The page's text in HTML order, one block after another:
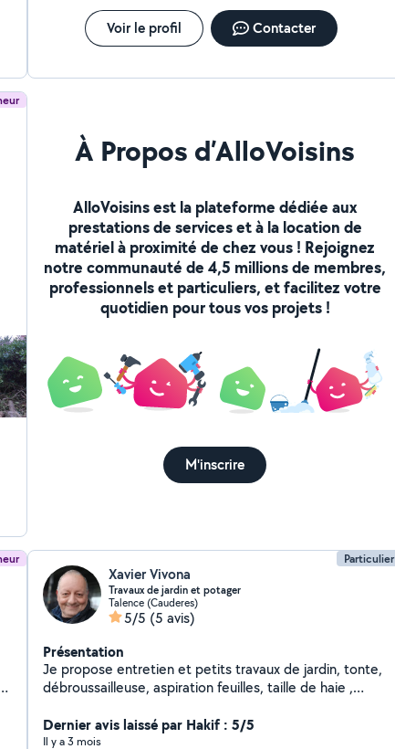
Voir le profil Contacter
À Propos d’AlloVoisins
AlloVoisins est la plateforme dédiée aux
prestations de services et à la location de
matériel à proximité de chez vous ! Rejoignez
notre communauté de 4,5 millions de membres,
professionnels et particuliers, et facilitez votre
quotidien pour tous vos projets !
M'inscrire
Particulier
Xavier Vivona
Travaux de jardin et potager
Talence (Cauderes)
5/5 (5 avis)
Présentation
Je propose entretien et petits travaux de jardin, tonte,
débroussailleuse, aspiration feuilles, taille de haie ,
potager.
Dernier avis laissé par Hakif : 5/5
Il y a 3 mois